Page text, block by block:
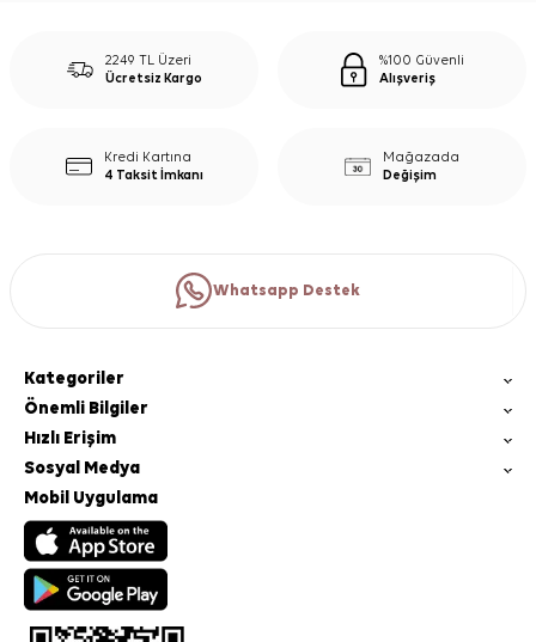
2249 TL Üzeri
Ücretsiz Kargo
%100 Güvenli
Alışveriş
Kredi Kartına
4 Taksit İmkanı
Mağazada
Değişim
Whatsapp Destek
Kategoriler
Önemli Bilgiler
Hızlı Erişim
Sosyal Medya
Mobil Uygulama